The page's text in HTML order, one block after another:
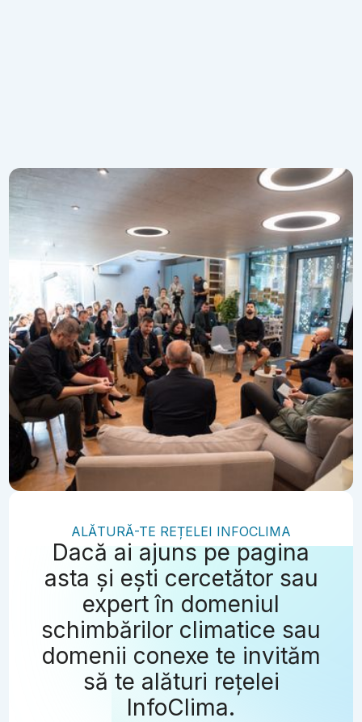
ALĂTURĂ-TE REȚELEI INFOCLIMA
Dacă ai ajuns pe pagina
asta și ești cercetător sau
expert în domeniul
schimbărilor climatice sau
domenii conexe te invităm
să te alături rețelei
InfoClima.